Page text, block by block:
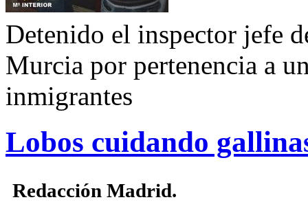
Detenido el inspector jefe
Murcia por pertenencia a
inmigrantes
Lobos cuidando
Redacción Madrid.